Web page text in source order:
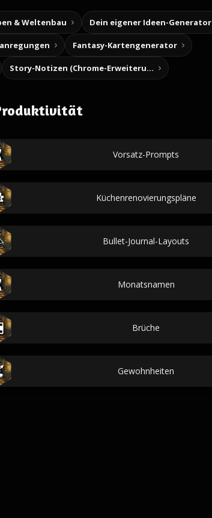
& Weltenbau Dein eigener Ideen-Generator
Fantasy-Kartengenerator
Story-Notizen (Chrome-Erweiterung)
Vorsatz-Prompts
Küchenrenovierungspläne
Bullet-Journal-Layouts
Monatsnamen
Brüche
Gewohnheiten